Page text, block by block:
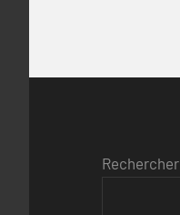
Rechercher